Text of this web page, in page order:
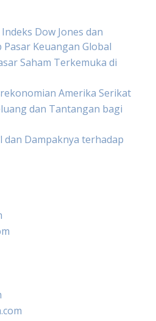
Dow Jones dan
Keuangan Global
Saham Terkemuka di
Amerika Serikat
dan Tantangan bagi
dan Dampaknya terhadap